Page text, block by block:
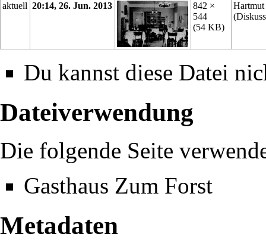
aktuell 20:14, 26. Jun. 2013
842 ×
544
(54 KB)
Hartmut
(
Du kannst diese Datei
Dateiverwendung
Die folgende Seite
Gasthaus Zum Forst
Metadaten